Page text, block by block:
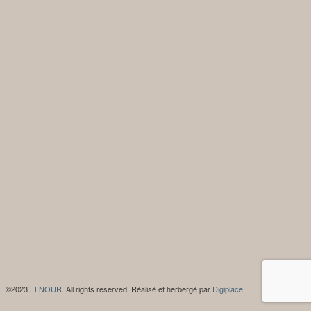
©2023 ELNOUR . All rights reserved. Réalisé et herbergé par Digiplace